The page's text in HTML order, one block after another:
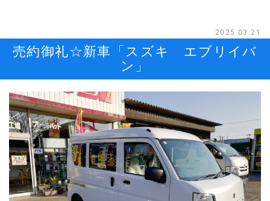
2025.03.21
売約御礼☆新車「スズキ エブリイバ
ン」